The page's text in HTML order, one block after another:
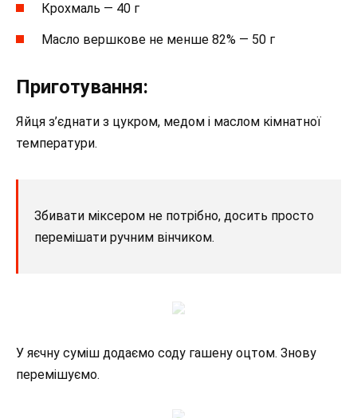
Крохмаль — 40 г
Масло вершкове не менше 82% — 50 г
Приготування:
Яйця з’єднати з цукром, медом і маслом кімнатної
температури.
Збивати міксером не потрібно, досить просто
перемішати ручним вінчиком.
У яєчну суміш додаємо соду гашену оцтом. Знову
перемішуємо.